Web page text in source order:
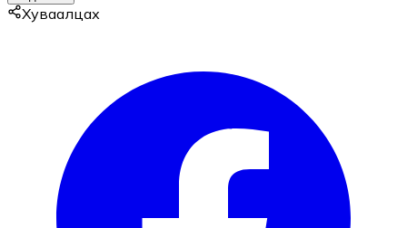
Хуваалцах